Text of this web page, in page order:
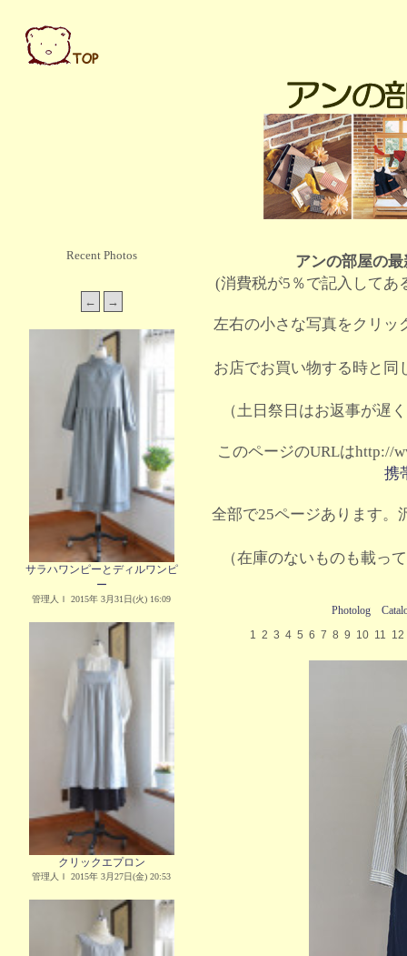
Recent Photos
サラハワンピーとディルワンピ
ー
管理人Ｉ 2015年 3月31日(火) 16:09
クリックエプロン
管理人Ｉ 2015年 3月27日(金) 20:53
アンの部屋の
(消費税が5％で記入してあ
左右の小さな写真をクリッ
お店でお買い物する時と同
（土日祭日はお返事が遅
このページのURLはhttp://
携
全部で25ページあります。
（在庫のないものも載っ
Photolog
1 2 3 4 5 6 7 8 9 10 11 12